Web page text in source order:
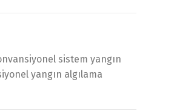
sistem yangın
yangın algılama